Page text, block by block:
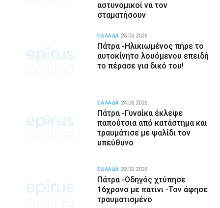
αστυνομικοί να τον
σταματήσουν
Πάτρα -Ηλικιωμένος πήρε το
αυτοκίνητο λουόμενου επειδή
το πέρασε για δικό του!
ΕΛΛΑΔΑ 25.06.2026
Πάτρα -Γυναίκα έκλεψε
παπούτσια από κατάστημα και
τραυμάτισε με ψαλίδι τον
υπεύθυνο
ΕΛΛΑΔΑ 24.06.2026
Πάτρα -Οδηγός χτύπησε
16χρονο με πατίνι -Τον άφησε
τραυματισμένο
ΕΛΛΑΔΑ 22.06.2026